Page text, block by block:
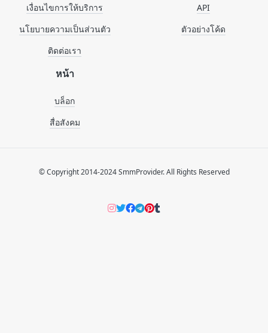
เงื่อนไขการให้บริการ
นโยบายความเป็นส่วนตัว
ติดต่อเรา
API
ตัวอย่างโค้ด
หน้า
บล็อก
สื่อสังคม
© Copyright 2014-2024 SmmProvider. All Rights Reserved
Instagram
Twitter
Facebook
Telegram
Pinterers
Tumblr